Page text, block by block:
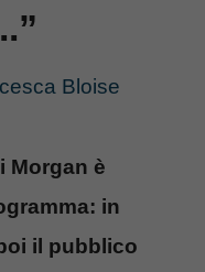
Bloise
Morgan è
in
il pubblico